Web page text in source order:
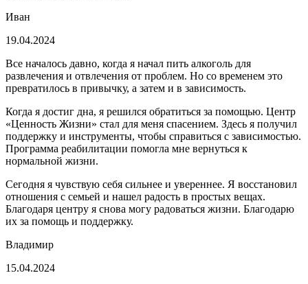
Иван
19.04.2024
Все началось давно, когда я начал пить алкоголь для
развлечения и отвлечения от проблем. Но со временем это
превратилось в привычку, а затем и в зависимость.
Когда я достиг дна, я решился обратиться за помощью. Центр
«Ценность Жизни» стал для меня спасением. Здесь я получил
поддержку и инструменты, чтобы справиться с зависимостью.
Программа реабилитации помогла мне вернуться к
нормальной жизни.
Сегодня я чувствую себя сильнее и увереннее. Я восстановил
отношения с семьей и нашел радость в простых вещах.
Благодаря центру я снова могу радоваться жизни. Благодарю
их за помощь и поддержку.
Владимир
15.04.2024